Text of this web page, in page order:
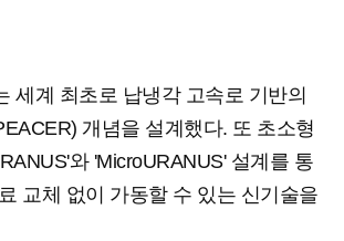
세계 최초로 납냉각 고속로 기반의
개념을 설계했다. 또 초소형
와 'MicroURANUS' 설계를 통
교체 없이 가동할 수 있는 신기술을